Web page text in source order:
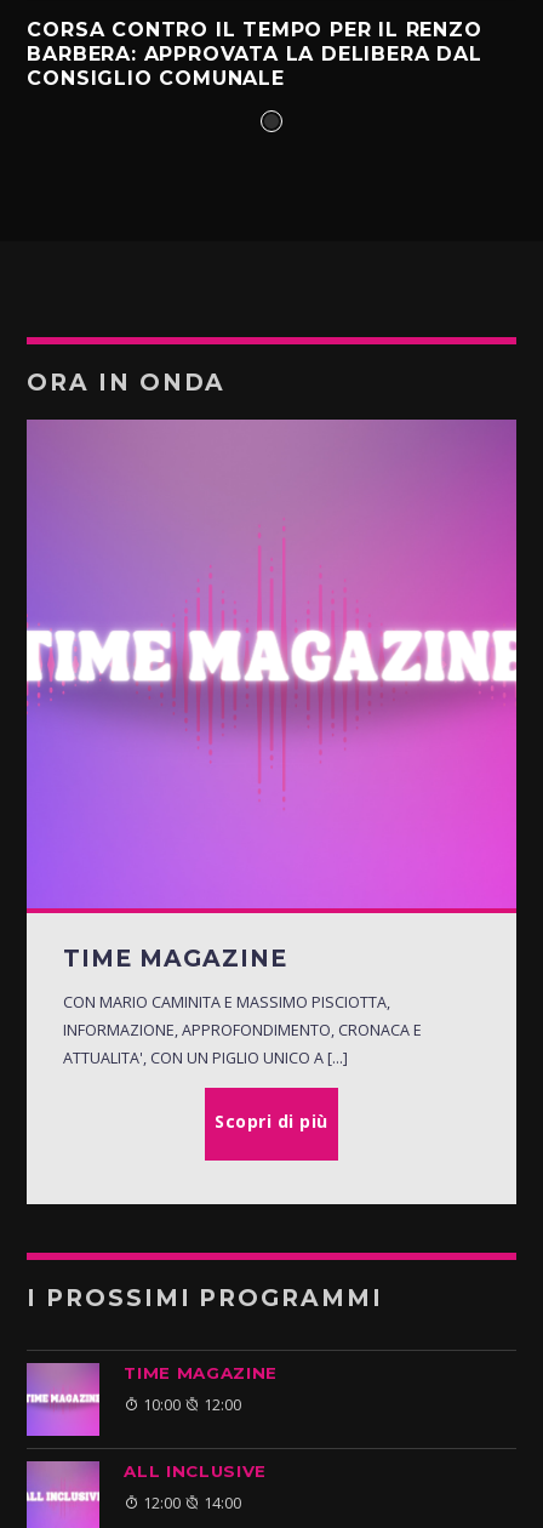
CORSA CONTRO IL TEMPO PER IL RENZO
BARBERA: APPROVATA LA DELIBERA DAL
CONSIGLIO COMUNALE
ORA IN ONDA
TIME MAGAZINE
CON MARIO CAMINITA E MASSIMO PISCIOTTA,
INFORMAZIONE, APPROFONDIMENTO, CRONACA E
ATTUALITA', CON UN PIGLIO UNICO A [...]
Scopri di più
I PROSSIMI PROGRAMMI
TIME MAGAZINE
10:00 12:00
ALL INCLUSIVE
12:00 14:00